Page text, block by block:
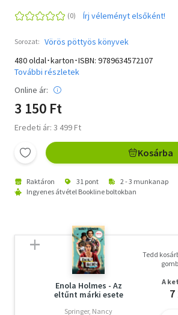
Írj véleményt elsőként!
Sorozat: Vörös pöttyös könyvek
480 oldal･karton･ISBN: 9789634572107
További részletek
Online ár:
3 150 Ft
Eredeti ár: 3 499 Ft
Kosárba
Raktáron 31 pont
2 - 3 munkanap
Ingyenes átvétel Bookline boltokban
Enola Holmes - Az
eltűnt márki esete
Springer, Nancy
Tedd
A
7